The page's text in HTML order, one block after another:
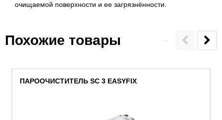
очищаемой поверхности и ее загрязнённости.
Похожие товары
ПАРООЧИСТИТЕЛЬ SC 3 EASYFIX